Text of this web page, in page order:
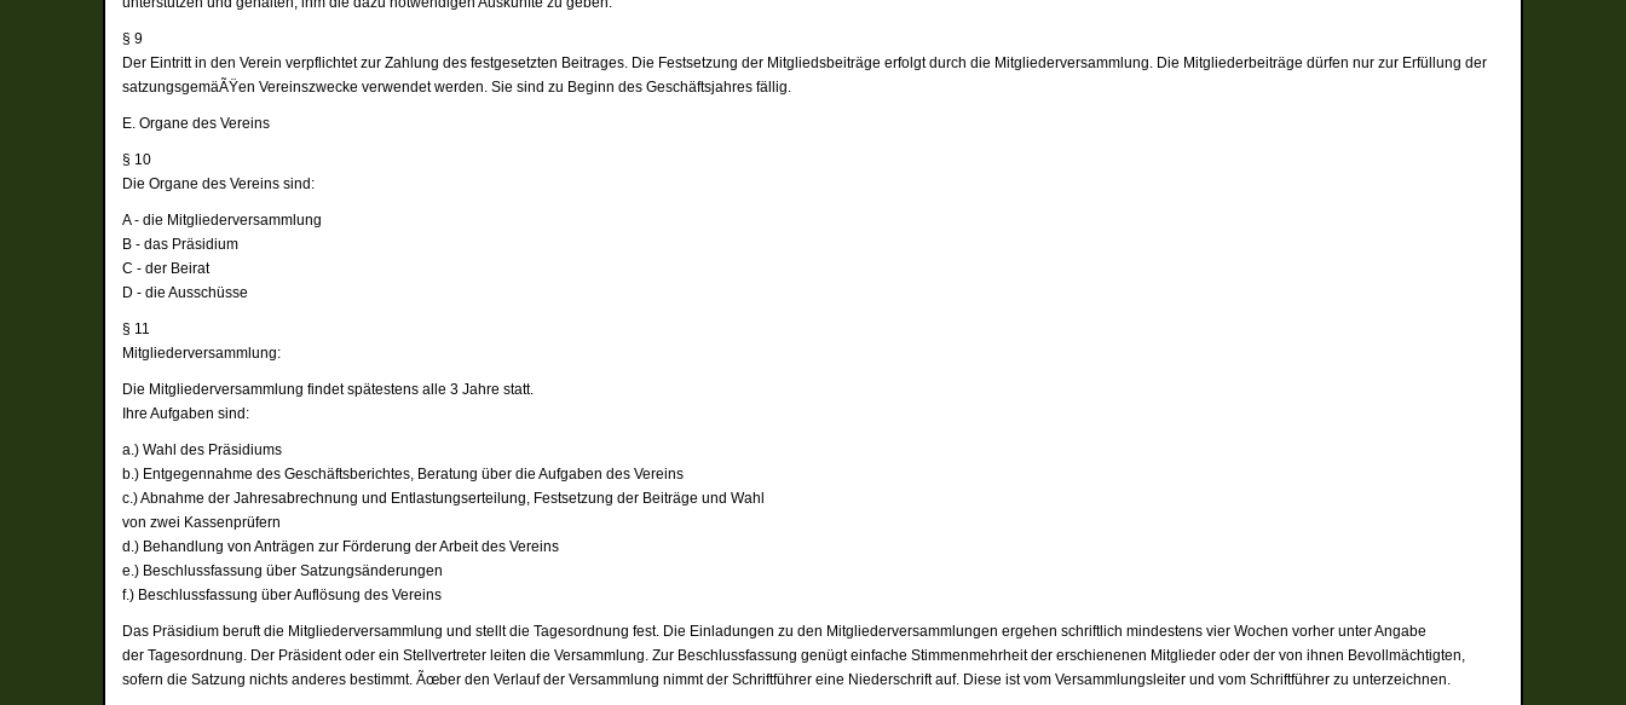
§ 9
Der Eintritt in den Verein verpflichtet zur Zahlung des festgesetzten Beitrages. Die Festsetzung der Mitgliedsbeiträge erfolgt durch die Mitgliederversammlung. Die Mitgliederbeiträge dürfen nur zur Erfüllung der
satzungsgemäÃŸen Vereinszwecke verwendet werden. Sie sind zu Beginn des Geschäftsjahres fällig.
E. Organe des Vereins
§ 10
Die Organe des Vereins sind:
A - die Mitgliederversammlung
B - das Präsidium
C - der Beirat
D - die Ausschüsse
§ 11
Mitgliederversammlung:
Die Mitgliederversammlung findet spätestens alle 3 Jahre statt.
Ihre Aufgaben sind:
a.) Wahl des Präsidiums
b.) Entgegennahme des Geschäftsberichtes, Beratung über die Aufgaben des Vereins
c.) Abnahme der Jahresabrechnung und Entlastungserteilung, Festsetzung der Beiträge und Wahl
von zwei Kassenprüfern
d.) Behandlung von Anträgen zur Förderung der Arbeit des Vereins
e.) Beschlussfassung über Satzungsänderungen
f.) Beschlussfassung über Auflösung des Vereins
Das Präsidium beruft die Mitgliederversammlung und stellt die Tagesordnung fest. Die Einladungen zu den Mitgliederversammlungen ergehen schriftlich mindestens vier Wochen vorher unter Angabe
der Tagesordnung. Der Präsident oder ein Stellvertreter leiten die Versammlung. Zur Beschlussfassung genügt einfache Stimmenmehrheit der erschienenen Mitglieder oder der von ihnen Bevollmächtigten,
sofern die Satzung nichts anderes bestimmt. Ãœber den Verlauf der Versammlung nimmt der Schriftführer eine Niederschrift auf. Diese ist vom Versammlungsleiter und vom Schriftführer zu unterzeichnen.